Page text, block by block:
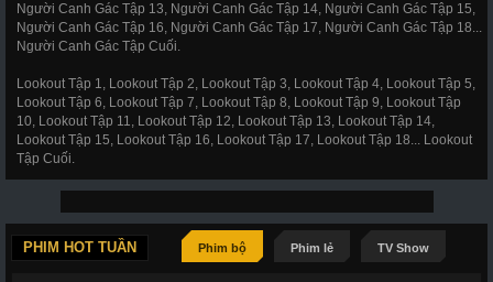
Người Canh Gác Tập 13, Người Canh Gác Tập 14, Người Canh Gác Tập 15,
Người Canh Gác Tập 16, Người Canh Gác Tập 17, Người Canh Gác Tập 18...
Người Canh Gác Tập Cuối.
Lookout Tập 1, Lookout Tập 2, Lookout Tập 3, Lookout Tập 4, Lookout Tập 5,
Lookout Tập 6, Lookout Tập 7, Lookout Tập 8, Lookout Tập 9, Lookout Tập
10, Lookout Tập 11, Lookout Tập 12, Lookout Tập 13, Lookout Tập 14,
Lookout Tập 15, Lookout Tập 16, Lookout Tập 17, Lookout Tập 18... Lookout
Tập Cuối.
PHIM HOT TUẦN Phim bộ Phim lẻ TV Show